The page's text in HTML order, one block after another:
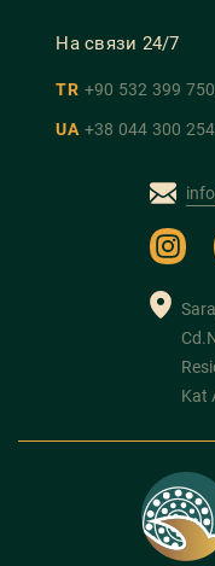
На связи 24/7
TR +90 532 399
UA +38 044 300
Kat